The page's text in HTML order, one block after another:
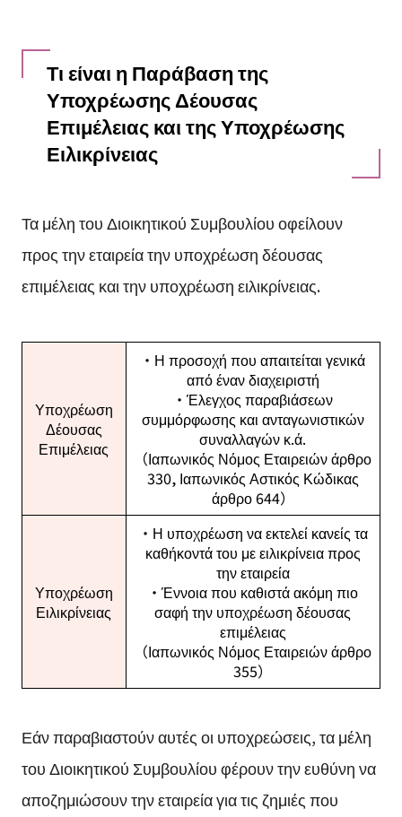
Τι είναι η Παράβαση της
Υποχρέωσης Δέουσας
Επιμέλειας και της Υποχρέωσης
Ειλικρίνειας
Τα μέλη του Διοικητικού Συμβουλίου οφείλουν
προς την εταιρεία την υποχρέωση δέουσας
επιμέλειας και την υποχρέωση ειλικρίνειας.
Υποχρέωση
Δέουσας
Επιμέλειας
・Η προσοχή που απαιτείται γενικά
από έναν διαχειριστή
・Έλεγχος παραβιάσεων
συμμόρφωσης και ανταγωνιστικών
συναλλαγών κ.ά.
（Ιαπωνικός Νόμος Εταιρειών άρθρο
330, Ιαπωνικός Αστικός Κώδικας
άρθρο 644）
Υποχρέωση
Ειλικρίνειας
・Η υποχρέωση να εκτελεί κανείς τα
καθήκοντά του με ειλικρίνεια προς
την εταιρεία
・Έννοια που καθιστά ακόμη πιο
σαφή την υποχρέωση δέουσας
επιμέλειας
（Ιαπωνικός Νόμος Εταιρειών άρθρο
355）
Εάν παραβιαστούν αυτές οι υποχρεώσεις, τα μέλη
του Διοικητικού Συμβουλίου φέρουν την ευθύνη να
αποζημιώσουν την εταιρεία για τις ζημιές που